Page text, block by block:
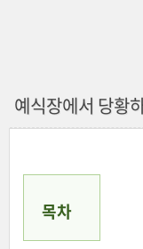
예식장에서 당황
목차